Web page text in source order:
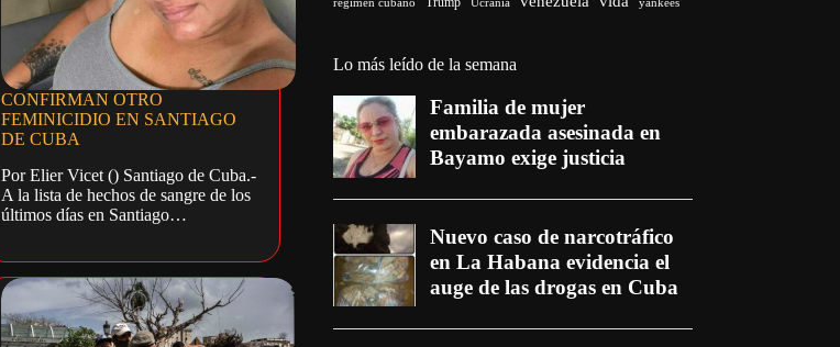
CONFIRMAN OTRO
FEMINICIDIO EN SANTIAGO
DE CUBA
Por Elier Vicet () Santiago de Cuba.-
A la lista de hechos de sangre de los
últimos días en Santiago…
Lo más leído de la semana